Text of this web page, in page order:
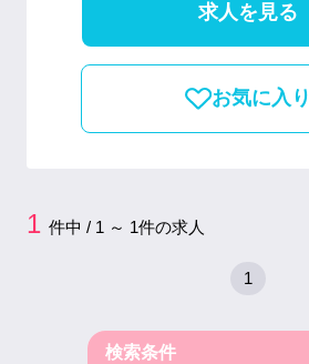
求人を見る
お気に入り
1 件中 / 1 ～ 1件の求人
1
検索条件